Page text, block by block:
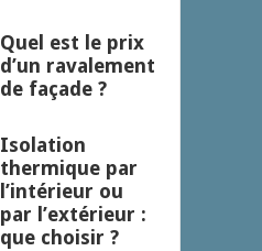
Quel est le prix
d’un ravalement
de façade ?
Isolation
thermique par
l’intérieur ou
par l’extérieur :
que choisir ?